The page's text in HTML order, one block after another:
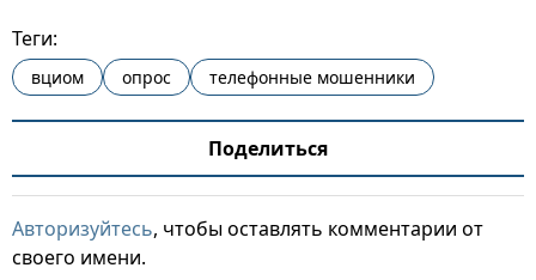
Теги:
вциом опрос телефонные мошенники
Поделиться
Авторизуйтесь, чтобы оставлять комментарии от
своего имени.